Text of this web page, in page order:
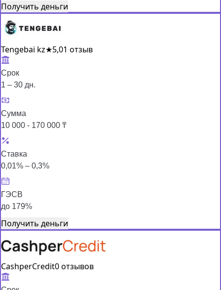
Получить деньги
Tengebai kz★5,01 отзыв
Срок
1 – 30 дн.
Сумма
10 000 - 170 000 ₸
Ставка
0,01% – 0,3%
ГЭСВ
до 179%
Получить деньги
CashperCredit0 отзывов